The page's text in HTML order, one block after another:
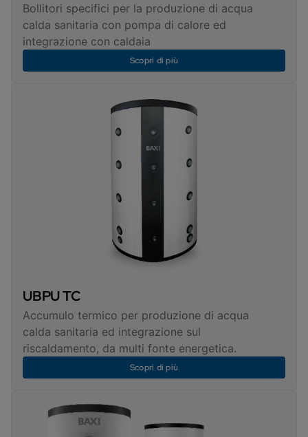
Bollitori specifici per la produzione di acqua
calda sanitaria con pompa di calore ed
integrazione con caldaia
Scopri di più
UBPU TC
Accumulo termico per produzione di acqua
calda sanitaria ed integrazione sul
riscaldamento, da multi fonte energetica.
Scopri di più